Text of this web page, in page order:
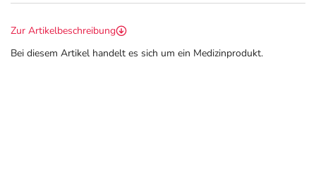
Zur Artikelbeschreibung
Bei diesem Artikel handelt es sich um ein Medizinprodukt.